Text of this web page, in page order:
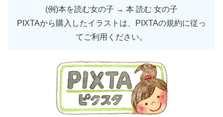
(例)本を読む女の子 → 本 読む 女の子
PIXTAから購入したイラストは、PIXTAの規約に従っ
てご利用ください。